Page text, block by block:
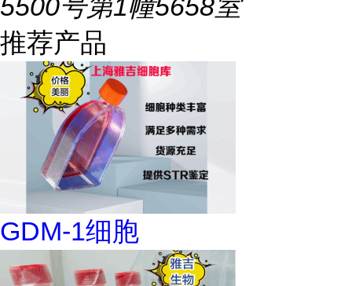
5500号第1幢5658室
推荐产品
GDM-1细胞